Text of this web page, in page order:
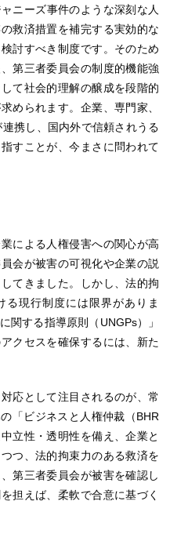
ニーズ事件のような深刻な人
救済措置を補完する実効的な
討すべき制度です。そのため
第三者委員会の制度的機能強
て社会的理解の醸成を段階的
められます。企業、専門家、
携し、国内外で信頼されうる
すことが、今まさに問われて
による人権侵害への関心が高
会が被害の可視化や企業の説
てきました。しかし、法的拘
る現行制度には限界がありま
関する指導原則（UNGPs）」
クセスを確保するには、新た
応として注目されるのが、常
「ビジネスと人権仲裁（BHR
立性・透明性を備え、企業と
つ、法的拘束力のある救済を
第三者委員会が被害を確認し
担えば、柔軟で合意に基づく